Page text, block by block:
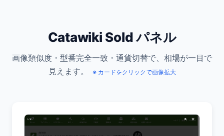
Catawiki Sold パネル
画像類似度・型番完全一致・通貨切替で、相場が一目で
見えます。
※ カードをクリックで画像拡大